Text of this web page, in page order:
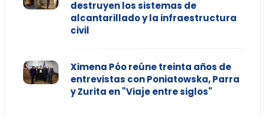
destruyen los sistemas de
alcantarillado y la infraestructura
civil
Ximena Póo reúne treinta años de
entrevistas con Poniatowska, Parra
y Zurita en "Viaje entre siglos"